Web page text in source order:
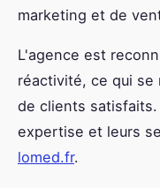
marketing et de
L'agence est
réactivité, ce qui
de clients satisfaits.
expertise et leurs
lomed.fr.